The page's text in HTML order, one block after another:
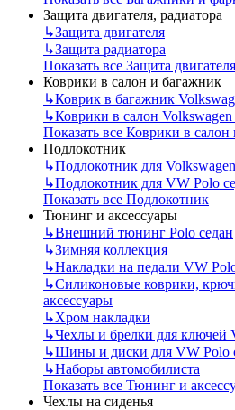
Защита двигателя, радиатора
↳Защита двигателя
↳Защита радиатора
Показать все Защита
Коврики в салон и багажник
↳Коврик в багажник
↳Коврики в салон Volkswagen
Показать все Коврики в
Подлокотник
↳Подлокотник для
↳Подлокотник для VW Polo
Показать все Подлокотник
Тюнинг и аксессуары
↳Внешний тюнинг Polo седан
↳Зимняя коллекция
↳Накладки на педали VW
↳Силиконовые коврики,
аксессуары
↳Хром накладки
↳Чехлы и брелки для ключей
↳Шины и диски для VW Polo
↳Наборы автомобилиста
Показать все Тюнинг и
Чехлы на сиденья